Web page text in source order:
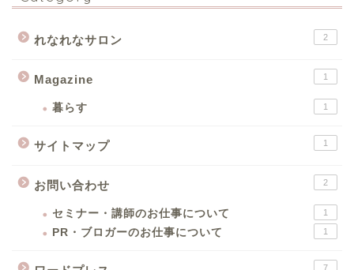
れなれなサロン 2
Magazine 1
暮らす 1
サイトマップ 1
お問い合わせ 2
セミナー・講師のお仕事について 1
PR・ブロガーのお仕事について 1
7